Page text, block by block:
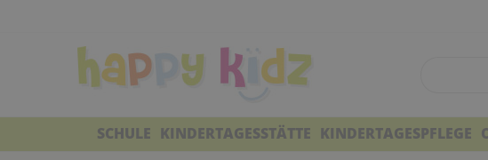
SCHULE KINDERTAGESSTÄTTE KINDERTAGESPFLEGE